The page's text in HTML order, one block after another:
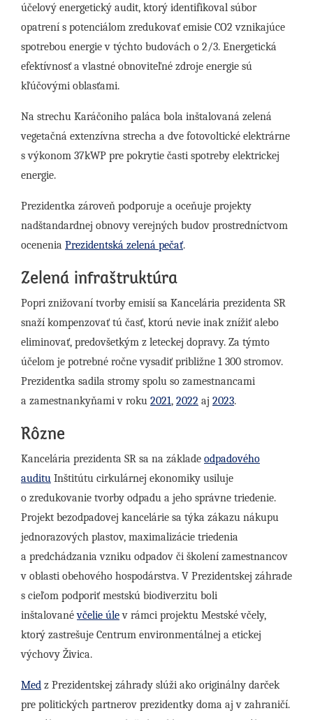
účelový energetický audit, ktorý identifikoval súbor
opatrení s potenciálom zredukovať emisie CO2 vznikajúce
spotrebou energie v týchto budovách o 2/3. Energetická
efektívnosť a vlastné obnoviteľné zdroje energie sú
kľúčovými oblasťami.
Na strechu Karáčoniho paláca bola inštalovaná zelená
vegetačná extenzívna strecha a dve fotovoltické elektrárne
s výkonom 37kWP pre pokrytie časti spotreby elektrickej
energie.
Prezidentka zároveň podporuje a oceňuje projekty
nadštandardnej obnovy verejných budov prostredníctvom
ocenenia Prezidentská zelená pečať.
Zelená infraštruktúra
Popri znižovaní tvorby emisií sa Kancelária prezidenta SR
snaží kompenzovať tú časť, ktorú nevie inak znížiť alebo
eliminovať, predovšetkým z leteckej dopravy. Za týmto
účelom je potrebné ročne vysadiť približne 1 300 stromov.
Prezidentka sadila stromy spolu so zamestnancami
a zamestnankyňami v roku 2021, 2022 aj 2023.
Rôzne
Kancelária prezidenta SR sa na základe odpadového
auditu Inštitútu cirkulárnej ekonomiky usiluje
o zredukovanie tvorby odpadu a jeho správne triedenie.
Projekt bezodpadovej kancelárie sa týka zákazu nákupu
jednorazových plastov, maximalizácie triedenia
a predchádzania vzniku odpadov či školení zamestnancov
v oblasti obehového hospodárstva. V Prezidentskej záhrade
s cieľom podporiť mestskú biodiverzitu boli
inštalovanévčelie úlev rámci projektu Mestské včely,
ktorý zastrešuje Centrum environmentálnej a etickej
výchovy Živica.
Med z Prezidentskej záhrady slúži ako originálny darček
pre politických partnerov prezidentky doma aj v zahraničí.